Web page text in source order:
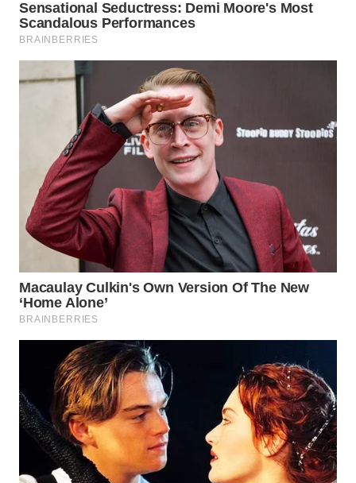
WN
CIREBON
WN
INDRAMAYU
WN
KUNINGAN
WN
MAJALENGKA
WN
SUKABUMI
WN
PURWAKARTA
WN
PRIANGAN
TIMUR